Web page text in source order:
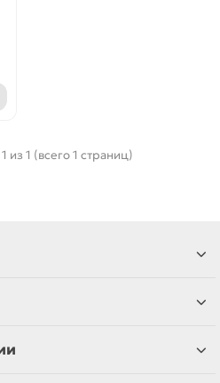
из 1 (всего 1 страниц)